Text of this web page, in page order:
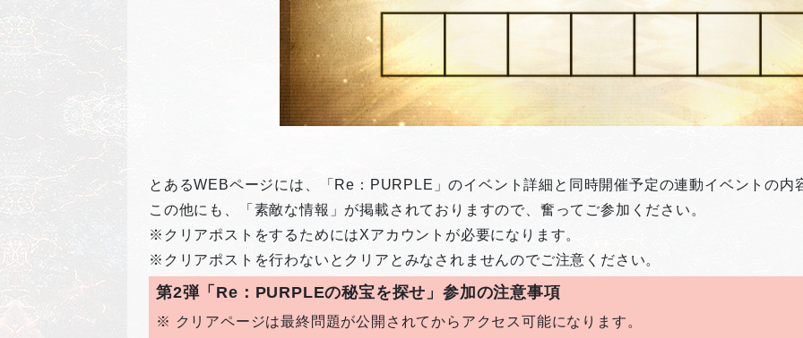
とあるWEBページには、「Re：PURPLE」のイベント詳細と同時開催予定の連動イベントの内
この他にも、「素敵な情報」が掲載されておりますので、奮ってご参加ください。
※クリアポストをするためにはXアカウントが必要になります。
※クリアポストを行わないとクリアとみなされませんのでご注意ください。
第2弾「Re：PURPLEの秘宝を探せ」参加の注意事項
※ クリアページは最終問題が公開されてからアクセス可能になります。